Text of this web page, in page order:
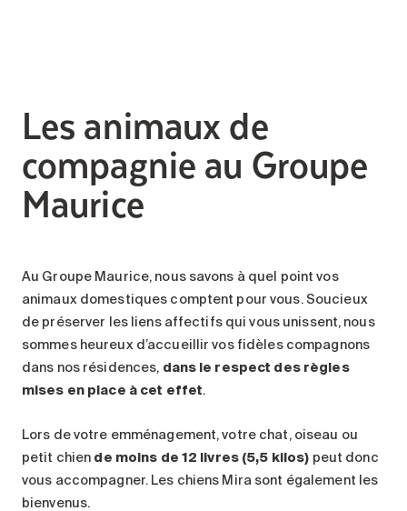
Les animaux de
compagnie au Groupe
Maurice
Au Groupe Maurice, nous savons à quel point vos
animaux domestiques comptent pour vous. Soucieux
de préserver les liens affectifs qui vous unissent, nous
sommes heureux d’accueillir vos fidèles compagnons
dans nos résidences, dans le respect des règles
mises en place à cet effet.
Lors de votre emménagement, votre chat, oiseau ou
petit chien de moins de 12 livres (5,5 kilos) peut donc
vous accompagner. Les chiens Mira sont également les
bienvenus.